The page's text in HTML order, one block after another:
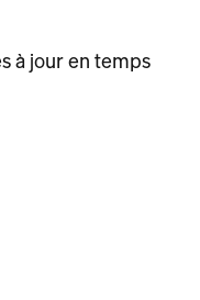
à jour en temps